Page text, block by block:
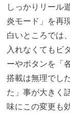
しっかりリール
炎モード」を再
白いところでは
入れなくてもビ
ーやボタンを「
搭載は無理でし
た」事が大きく
味にこの変更も